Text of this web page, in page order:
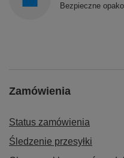
Bezpieczne
Zamówienia
Status zamówienia
Śledzenie przesyłki